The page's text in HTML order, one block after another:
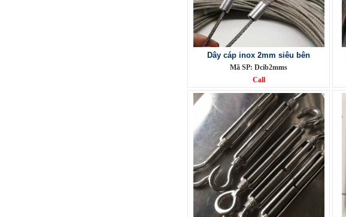
Dây cáp inox 2mm siêu bên
Mã SP: Dcib2mms
Call